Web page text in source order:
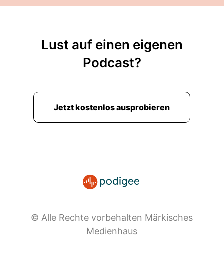
Lust auf einen eigenen
Podcast?
Jetzt kostenlos ausprobieren
© Alle Rechte vorbehalten Märkisches
Medienhaus